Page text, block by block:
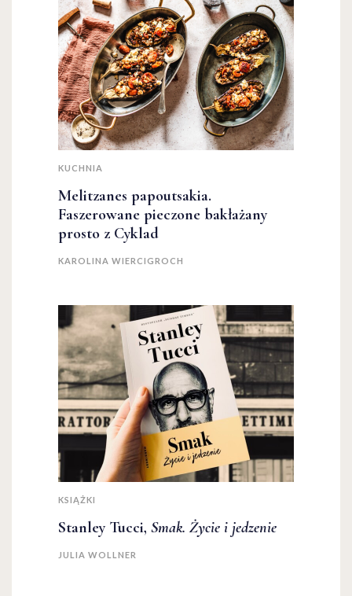
KUCHNIA
Melitzanes papoutsakia.
Faszerowane pieczone bakłażany
prosto z Cyklad
KAROLINA WIERCIGROCH
KSIĄŻKI
Stanley Tucci, Smak. Życie i jedzenie
JULIA WOLLNER